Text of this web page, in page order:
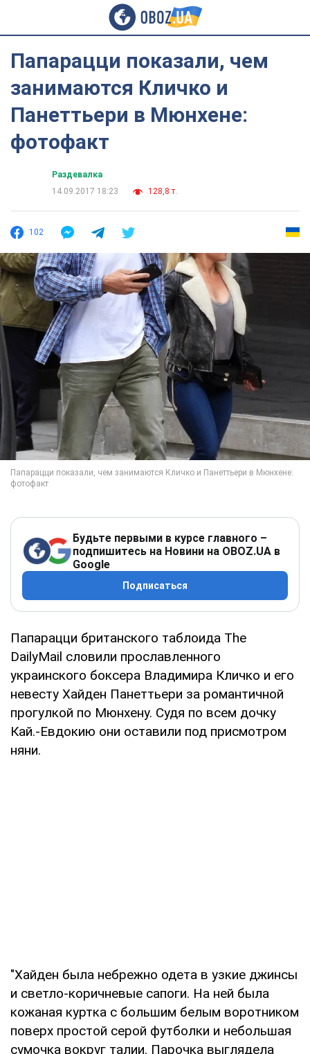
Папарацци показали, чем
занимаются Кличко и
Панеттьери в Мюнхене:
фотофакт
Раздевалка
14.09.2017 18:23
128,8 т.
102
Будьте первыми в курсе главного –
подпишитесь на Новини на OBOZ.UA в
Google
Подписаться
Папарацци британского таблоида The
DailyMail словили прославленного
украинского боксера Владимира Кличко и его
невесту Хайден Панеттьери за романтичной
прогулкой по Мюнхену. Судя по всем дочку
Кай.-Евдокию они оставили под присмотром
няни.
"Хайден была небрежно одета в узкие джинсы
и светло-коричневые сапоги. На ней была
кожаная куртка с большим белым воротником
поверх простой серой футболки и небольшая
сумочка вокруг талии. Парочка выглядела